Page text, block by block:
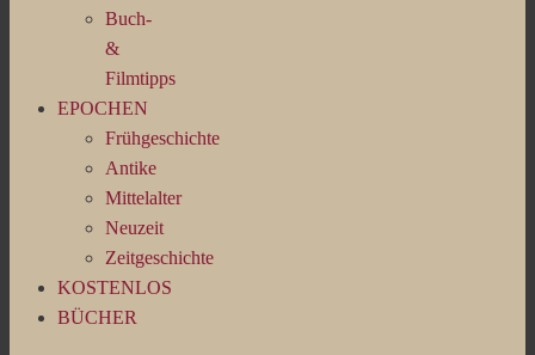
Buch-
&
Filmtipps
EPOCHEN
Frühgeschichte
Antike
Mittelalter
Neuzeit
Zeitgeschichte
KOSTENLOS
BÜCHER